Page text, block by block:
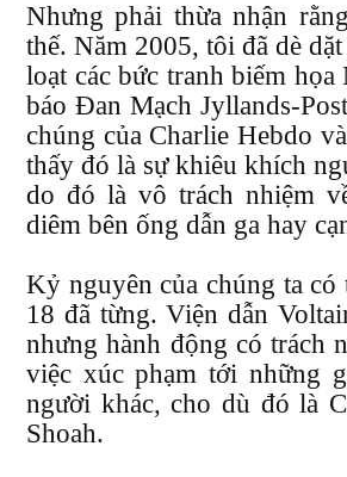
Nhưng phải thừa nhận
thế. Năm 2005, tôi đã dè
loạt các bức tranh biếm
báo Đan Mạch Jyllands-
chúng của Charlie Hebdo
thấy đó là sự khiêu khích
do đó là vô trách nhiệm
diêm bên ống dẫn ga hay
Kỷ nguyên của chúng ta
18 đã từng. Viện dẫn
nhưng hành động có trách
việc xúc phạm tới những
người khác, cho dù đó là
Shoah.